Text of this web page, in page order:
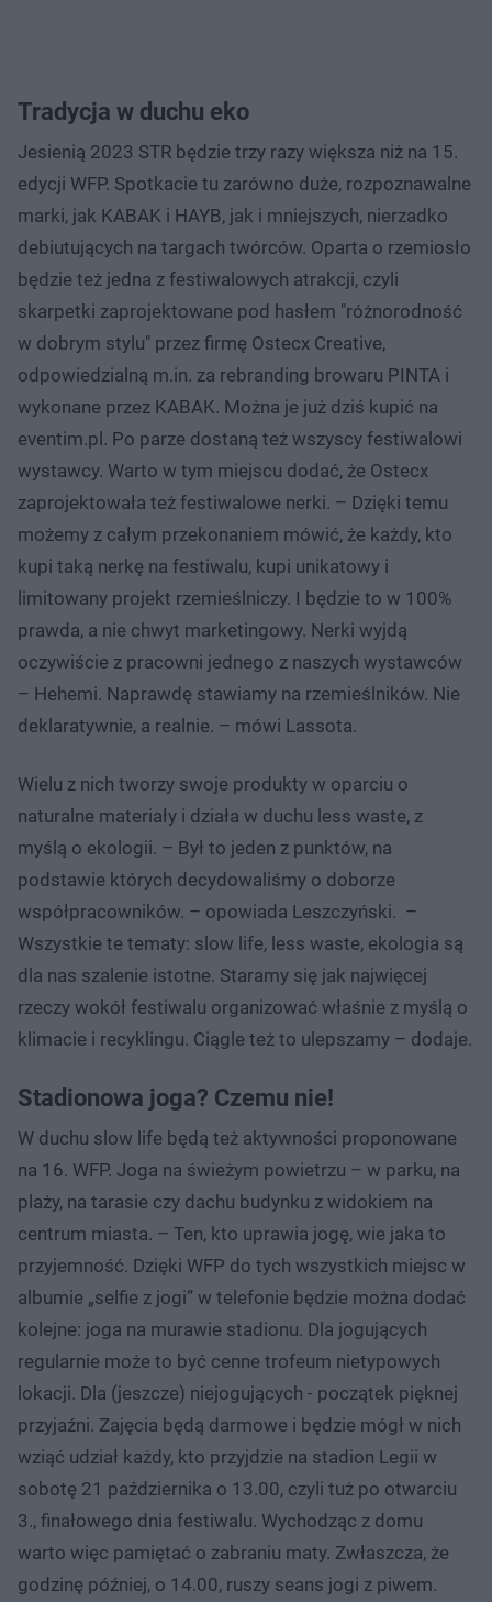
Tradycja w duchu eko
Jesienią 2023 STR będzie trzy razy większa niż na 15.
edycji WFP. Spotkacie tu zarówno duże, rozpoznawalne
marki, jak KABAK i HAYB, jak i mniejszych, nierzadko
debiutujących na targach twórców. Oparta o rzemiosło
będzie też jedna z festiwalowych atrakcji, czyli
skarpetki zaprojektowane pod hasłem "różnorodność
w dobrym stylu" przez firmę Ostecx Creative,
odpowiedzialną m.in. za rebranding browaru PINTA i
wykonane przez KABAK. Można je już dziś kupić na
eventim.pl. Po parze dostaną też wszyscy festiwalowi
wystawcy. Warto w tym miejscu dodać, że Ostecx
zaprojektowała też festiwalowe nerki. – Dzięki temu
możemy z całym przekonaniem mówić, że każdy, kto
kupi taką nerkę na festiwalu, kupi unikatowy i
limitowany projekt rzemieślniczy. I będzie to w 100%
prawda, a nie chwyt marketingowy. Nerki wyjdą
oczywiście z pracowni jednego z naszych wystawców
– Hehemi. Naprawdę stawiamy na rzemieślników. Nie
deklaratywnie, a realnie. – mówi Lassota.
Wielu z nich tworzy swoje produkty w oparciu o
naturalne materiały i działa w duchu less waste, z
myślą o ekologii. – Był to jeden z punktów, na
podstawie których decydowaliśmy o doborze
współpracowników. – opowiada Leszczyński. –
Wszystkie te tematy: slow life, less waste, ekologia są
dla nas szalenie istotne. Staramy się jak najwięcej
rzeczy wokół festiwalu organizować właśnie z myślą o
klimacie i recyklingu. Ciągle też to ulepszamy – dodaje.
Stadionowa joga? Czemu nie!
W duchu slow life będą też aktywności proponowane
na 16. WFP. Joga na świeżym powietrzu – w parku, na
plaży, na tarasie czy dachu budynku z widokiem na
centrum miasta. – Ten, kto uprawia jogę, wie jaka to
przyjemność. Dzięki WFP do tych wszystkich miejsc w
albumie „selfie z jogi” w telefonie będzie można dodać
kolejne: joga na murawie stadionu. Dla jogujących
regularnie może to być cenne trofeum nietypowych
lokacji. Dla (jeszcze) niejogujących - początek pięknej
przyjaźni. Zajęcia będą darmowe i będzie mógł w nich
wziąć udział każdy, kto przyjdzie na stadion Legii w
sobotę 21 października o 13.00, czyli tuż po otwarciu
3., finałowego dnia festiwalu. Wychodząc z domu
warto więc pamiętać o zabraniu maty. Zwłaszcza, że
godzinę później, o 14.00, ruszy seans jogi z piwem.